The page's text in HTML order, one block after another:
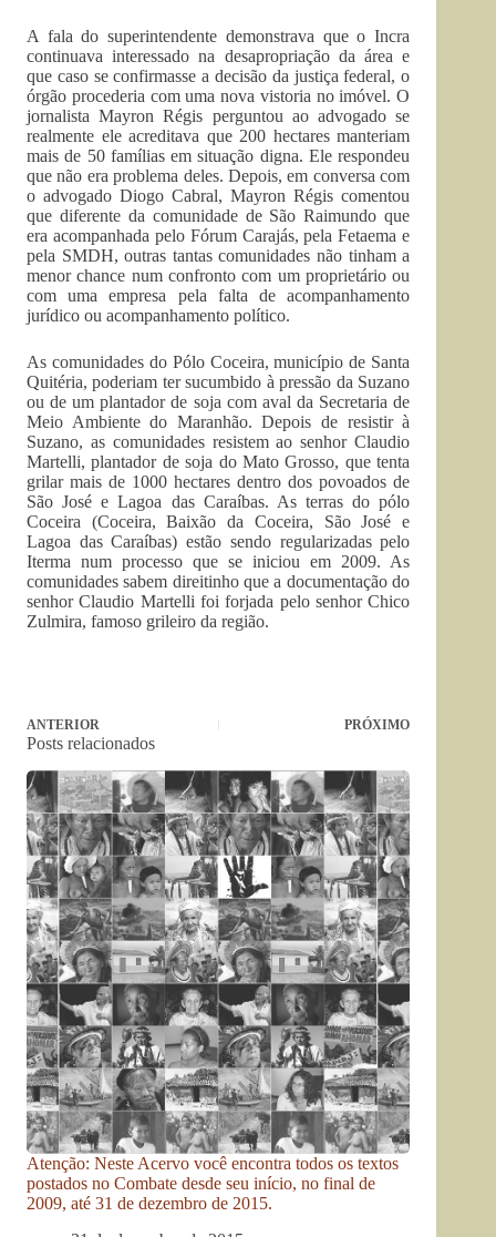
A fala do superintendente demonstrava que o Incra
continuava interessado na desapropriação da área e
que caso se confirmasse a decisão da justiça federal, o
órgão procederia com uma nova vistoria no imóvel. O
jornalista Mayron Régis perguntou ao advogado se
realmente ele acreditava que 200 hectares manteriam
mais de 50 famílias em situação digna. Ele respondeu
que não era problema deles. Depois, em conversa com
o advogado Diogo Cabral, Mayron Régis comentou
que diferente da comunidade de São Raimundo que
era acompanhada pelo Fórum Carajás, pela Fetaema e
pela SMDH, outras tantas comunidades não tinham a
menor chance num confronto com um proprietário ou
com uma empresa pela falta de acompanhamento
jurídico ou acompanhamento político.
As comunidades do Pólo Coceira, município de Santa
Quitéria, poderiam ter sucumbido à pressão da Suzano
ou de um plantador de soja com aval da Secretaria de
Meio Ambiente do Maranhão. Depois de resistir à
Suzano, as comunidades resistem ao senhor Claudio
Martelli, plantador de soja do Mato Grosso, que tenta
grilar mais de 1000 hectares dentro dos povoados de
São José e Lagoa das Caraíbas. As terras do pólo
Coceira (Coceira, Baixão da Coceira, São José e
Lagoa das Caraíbas) estão sendo regularizadas pelo
Iterma num processo que se iniciou em 2009. As
comunidades sabem direitinho que a documentação do
senhor Claudio Martelli foi forjada pelo senhor Chico
Zulmira, famoso grileiro da região.
ANTERIOR PRÓXIMO
Posts relacionados
Atenção: Neste Acervo você encontra todos os textos
postados no Combate desde seu início, no final de
2009, até 31 de dezembro de 2015.